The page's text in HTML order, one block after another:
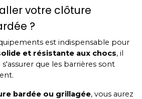
votre clôture
?
est indispensable pour
et résistante aux chocs, il
s'assurer que les barrières sont
bardée ou grillagée, vous aurez